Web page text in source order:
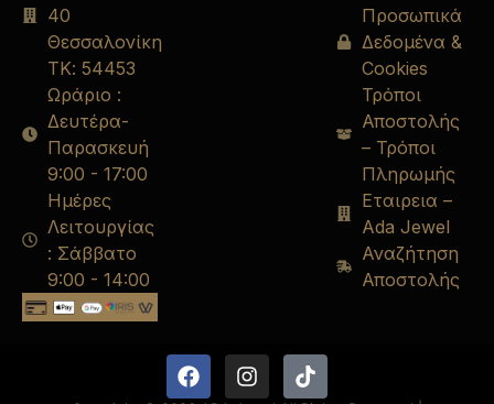
40
Θεσσαλονίκη
ΤΚ: 54453
Ωράριο :
Δευτέρα-
Παρασκευή
9:00 - 17:00
Ημέρες
Λειτουργίας
: Σάββατο
9:00 - 14:00
Προσωπικά
Δεδομένα &
Cookies
Τρόποι
Αποστολής
– Τρόποι
Πληρωμής
Εταιρεια –
Ada Jewel
Αναζήτηση
Αποστολής